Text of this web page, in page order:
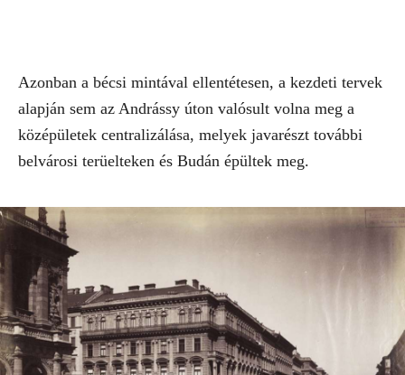
Azonban a bécsi mintával ellentétesen, a kezdeti tervek
alapján sem az Andrássy úton valósult volna meg a
középületek centralizálása, melyek javarészt további
belvárosi terüelteken és Budán épültek meg.